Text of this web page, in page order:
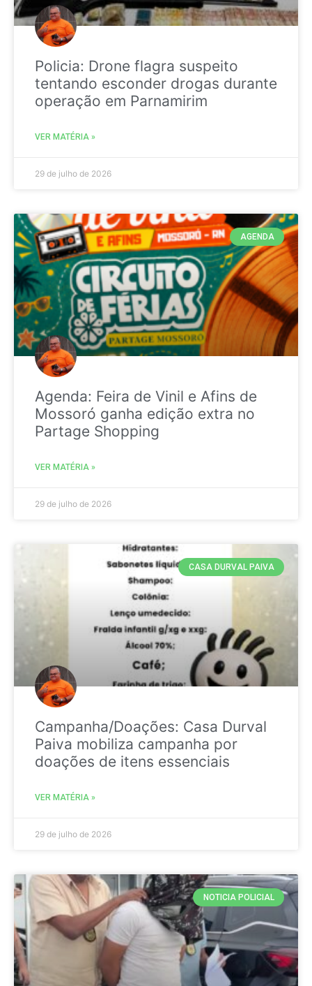
Policia: Drone flagra suspeito
tentando esconder drogas durante
operação em Parnamirim
VER MATÉRIA »
29 de julho de 2026
AGENDA
Agenda: Feira de Vinil e Afins de
Mossoró ganha edição extra no
Partage Shopping
VER MATÉRIA »
29 de julho de 2026
CASA DURVAL PAIVA
Campanha/Doações: Casa Durval
Paiva mobiliza campanha por
doações de itens essenciais
VER MATÉRIA »
29 de julho de 2026
NOTICIA POLICIAL